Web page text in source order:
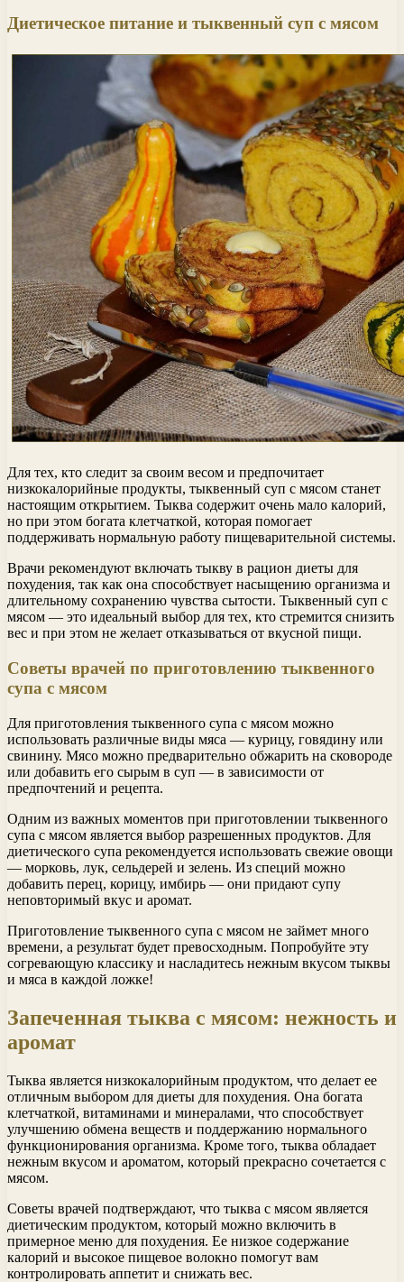
Диетическое питание и тыквенный суп с мясом
Для тех, кто следит за своим весом и предпочитает
низкокалорийные продукты, тыквенный суп с мясом станет
настоящим открытием. Тыква содержит очень мало калорий,
но при этом богата клетчаткой, которая помогает
поддерживать нормальную работу пищеварительной системы.
Врачи рекомендуют включать тыкву в рацион диеты для
похудения, так как она способствует насыщению организма и
длительному сохранению чувства сытости. Тыквенный суп с
мясом — это идеальный выбор для тех, кто стремится снизить
вес и при этом не желает отказываться от вкусной пищи.
Советы врачей по приготовлению тыквенного
супа с мясом
Для приготовления тыквенного супа с мясом можно
использовать различные виды мяса — курицу, говядину или
свинину. Мясо можно предварительно обжарить на сковороде
или добавить его сырым в суп — в зависимости от
предпочтений и рецепта.
Одним из важных моментов при приготовлении тыквенного
супа с мясом является выбор разрешенных продуктов. Для
диетического супа рекомендуется использовать свежие овощи
— морковь, лук, сельдерей и зелень. Из специй можно
добавить перец, корицу, имбирь — они придают супу
неповторимый вкус и аромат.
Приготовление тыквенного супа с мясом не займет много
времени, а результат будет превосходным. Попробуйте эту
согревающую классику и насладитесь нежным вкусом тыквы
и мяса в каждой ложке!
Запеченная тыква с мясом: нежность и
аромат
Тыква является низкокалорийным продуктом, что делает ее
отличным выбором для диеты для похудения. Она богата
клетчаткой, витаминами и минералами, что способствует
улучшению обмена веществ и поддержанию нормального
функционирования организма. Кроме того, тыква обладает
нежным вкусом и ароматом, который прекрасно сочетается с
мясом.
Советы врачей подтверждают, что тыква с мясом является
диетическим продуктом, который можно включить в
примерное меню для похудения. Ее низкое содержание
калорий и высокое пищевое волокно помогут вам
контролировать аппетит и снижать вес.